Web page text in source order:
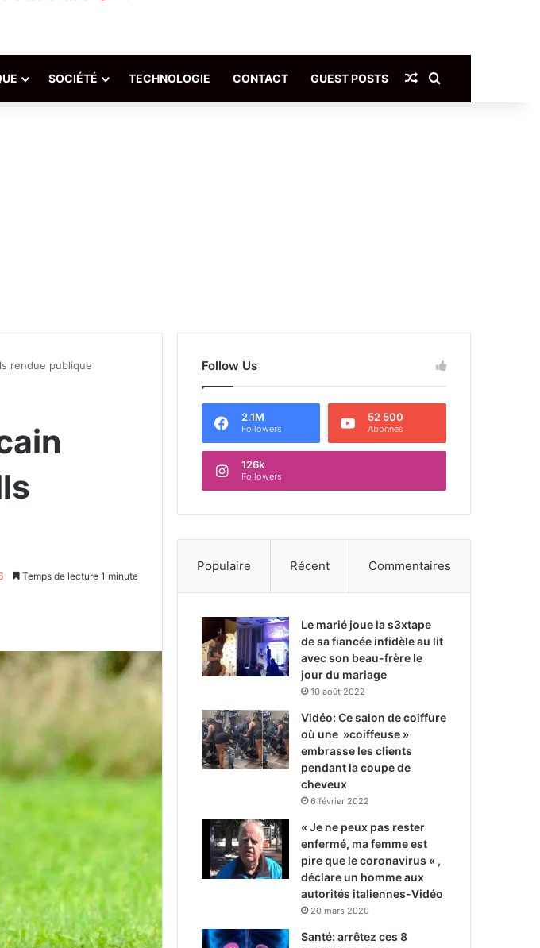
SOCIÉTÉ TECHNOLOGIE CONTACT GUEST POSTS Article Aléatoire
rendue publique
Temps de lecture 1 minute
Follow Us
2.1M
Followers
52 500
Abonnés
126k
Followers
Populaire Récent Commentaires
Le marié joue la s3xtape
de sa fiancée infidèle au lit
avec son beau-frère le
jour du mariage
10 août 2022
Vidéo: Ce salon de coiffure
où une »coiffeuse »
embrasse les clients
pendant la coupe de
cheveux
6 février 2022
« Je ne peux pas rester
enfermé, ma femme est
pire que le coronavirus « ,
déclare un homme aux
autorités italiennes-Vidéo
20 mars 2020
Santé: arrêtez ces 8